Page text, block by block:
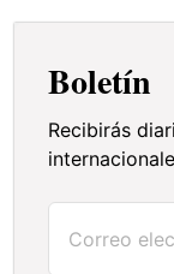
Boletín
Recibirás